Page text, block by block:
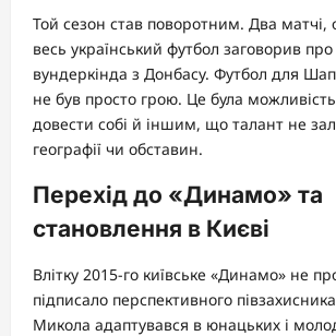
Той сезон став поворотним. Два матчі,
весь український футбол заговорив
вундеркінда з Донбасу. Футбол для
не був просто грою. Це була
довести собі й іншим, що талант не
географії чи обставин.
Перехід до «Динамо» та
становлення в Києві
Влітку 2015-го київське «Динамо» не
підписало перспективного
Микола адаптувався в юнацьких і